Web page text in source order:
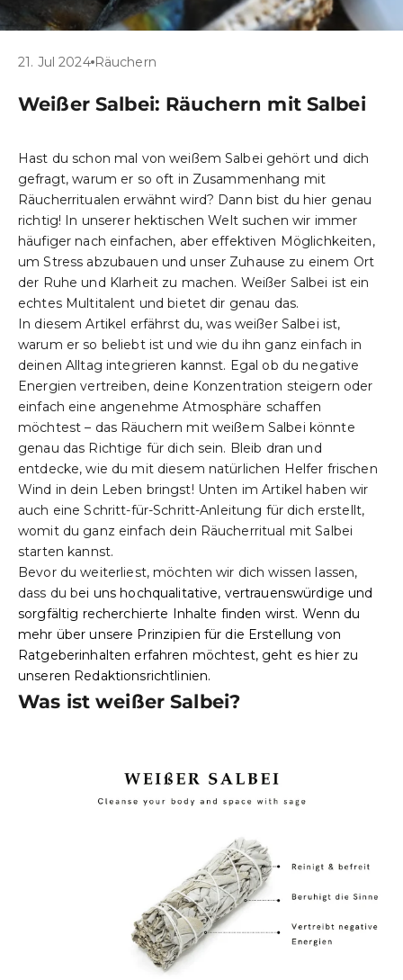
21. Jul 2024 Räuchern
Weißer Salbei: Räuchern mit Salbei
Hast du schon mal von weißem Salbei gehört und dich
gefragt, warum er so oft in Zusammenhang mit
Räucherritualen erwähnt wird? Dann bist du hier genau
richtig! In unserer hektischen Welt suchen wir immer
häufiger nach einfachen, aber effektiven Möglichkeiten,
um Stress abzubauen und unser Zuhause zu einem Ort
der Ruhe und Klarheit zu machen. Weißer Salbei ist ein
echtes Multitalent und bietet dir genau das.
In diesem Artikel erfährst du, was weißer Salbei ist,
warum er so beliebt ist und wie du ihn ganz einfach in
deinen Alltag integrieren kannst. Egal ob du negative
Energien vertreiben, deine Konzentration steigern oder
einfach eine angenehme Atmosphäre schaffen
möchtest – das Räuchern mit weißem Salbei könnte
genau das Richtige für dich sein. Bleib dran und
entdecke, wie du mit diesem natürlichen Helfer frischen
Wind in dein Leben bringst! Unten im Artikel haben wir
auch eine Schritt-für-Schritt-Anleitung für dich erstellt,
womit du ganz einfach dein Räucherritual mit Salbei
starten kannst.
Bevor du weiterliest, möchten wir dich wissen lassen,
dass du bei uns hochqualitative, vertrauenswürdige und
sorgfältig recherchierte Inhalte finden wirst. Wenn du
mehr über unsere Prinzipien für die Erstellung von
Ratgeberinhalten erfahren möchtest, geht es hier zu
unseren Redaktionsrichtlinien.
Was ist weißer Salbei?